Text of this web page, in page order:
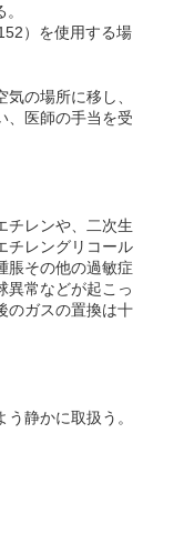
）を使用する場
の場所に移し、
、医師の手当を受
チレンや、二次生
チレングリコール
脹その他の過敏症
異常などが起こっ
のガスの置換は十
静かに取扱う。